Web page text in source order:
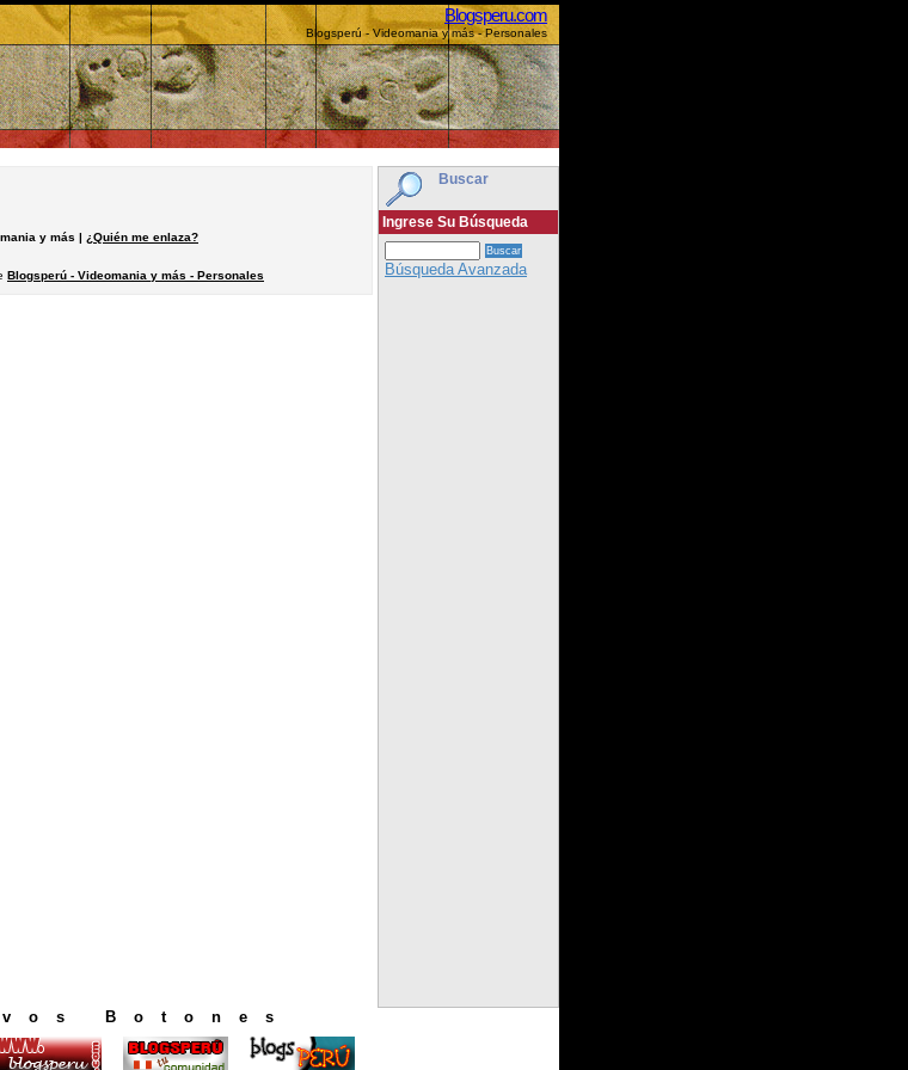
Blogsperu.com
Blogsperú - Videomania y más - Personales
Buscar
Ingrese Su Búsqueda
Búsqueda Avanzada
y más | ¿Quién me enlaza?
Blogsperú - Videomania y más - Personales
Botones